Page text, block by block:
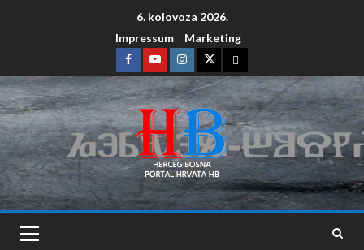
6. kolovoza 2026.
Impressum
Marketing